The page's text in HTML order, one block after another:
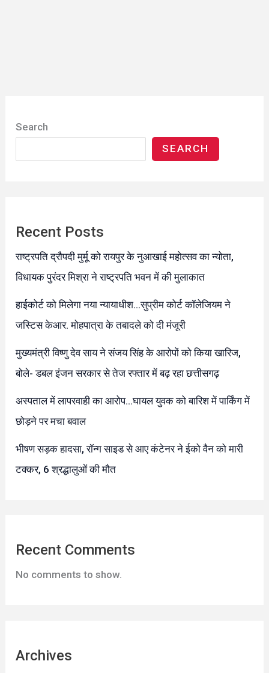
Search
SEARCH
Recent Posts
राष्ट्रपति द्रौपदी मुर्मू को रायपुर के नुआखाई महोत्सव का न्योता,
विधायक पुरंदर मिश्रा ने राष्ट्रपति भवन में की मुलाकात
हाईकोर्ट को मिलेगा नया न्यायाधीश…सुप्रीम कोर्ट कॉलेजियम ने
जस्टिस केआर. मोहपात्रा के तबादले को दी मंजूरी
मुख्यमंत्री विष्णु देव साय ने संजय सिंह के आरोपों को किया खारिज,
बोले- डबल इंजन सरकार से तेज रफ्तार में बढ़ रहा छत्तीसगढ़
अस्पताल में लापरवाही का आरोप…घायल युवक को बारिश में पार्किंग में
छोड़ने पर मचा बवाल
भीषण सड़क हादसा, रॉन्ग साइड से आए कंटेनर ने ईको वैन को मारी
टक्कर, 6 श्रद्धालुओं की मौत
Recent Comments
No comments to show.
Archives